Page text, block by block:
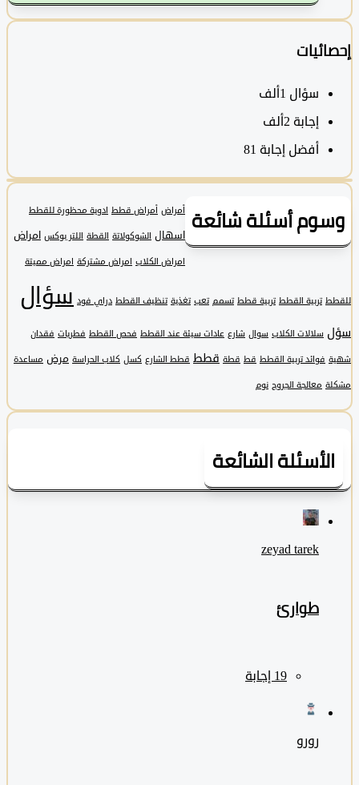
سؤال1ألف
‫إجابة 2ألف
أفضل إجابة 81
أسئلة شائعة أمراض قطط ادوية محظورة للقطط
اسهال الشوكولاتة القطة اللتر بوكس امراض
امراض الكلاب امراض مشتركة امراض مميتة
تربية القطط تربية قطط تسمم تعب تغذية تنظيف القطط دراي فود سؤال
سلالات الكلاب سوال شارع عادات سيئة عند القطط فحص القطط فطريات فقدان
فوائد تربية القطط قط قطة قطط قطط الشارع كسل كلاب الحراسة مرض مساعدة
معالجة الجروح نوم
الشائعة
zeyad ‎tarek
طوارئ